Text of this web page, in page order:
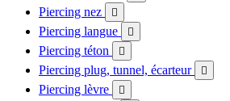
Piercing nez 
Piercing langue 
Piercing téton 
Piercing plug, tunnel, écarteur 
Piercing lèvre 